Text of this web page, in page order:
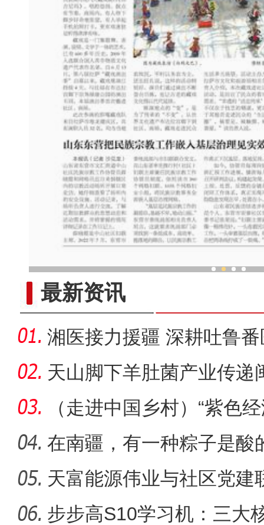
最新资讯
湘医接力援疆 深耕吐鲁
天山脚下羊肚菌产业传递
（走进中国乡村）“紫色
香田
在南疆，有一种粽子是酸
吃它
天富能源伟业与社区党建
新画卷
步步高S10学习机：三大